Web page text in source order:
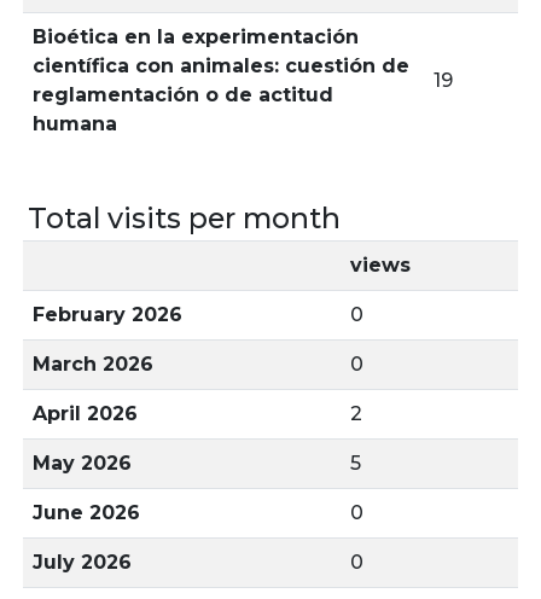
Bioética en la experimentación
científica con animales: cuestión de
reglamentación o de actitud
humana
19
Total visits per month
views
February 2026 0
March 2026 0
April 2026 2
May 2026 5
June 2026 0
July 2026 0